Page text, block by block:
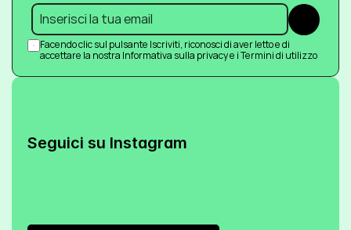
Submit
Facendo clic sul pulsante Iscriviti, riconosci di aver letto e di
accettare la nostra Informativa sulla privacy e i Termini di utilizzo
Seguici su Instagram